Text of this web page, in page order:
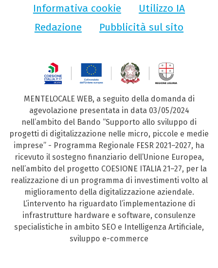
Informativa cookie
Utilizzo IA
Redazione
Pubblicità sul sito
MENTELOCALE WEB, a seguito della domanda di
agevolazione presentata in data 03/05/2024
nell’ambito del Bando “Supporto allo sviluppo di
progetti di digitalizzazione nelle micro, piccole e medie
imprese” - Programma Regionale FESR 2021–2027, ha
ricevuto il sostegno finanziario dell’Unione Europea,
nell’ambito del progetto COESIONE ITALIA 21–27, per la
realizzazione di un programma di investimenti volto al
miglioramento della digitalizzazione aziendale.
L’intervento ha riguardato l’implementazione di
infrastrutture hardware e software, consulenze
specialistiche in ambito SEO e Intelligenza Artificiale,
sviluppo e-commerce